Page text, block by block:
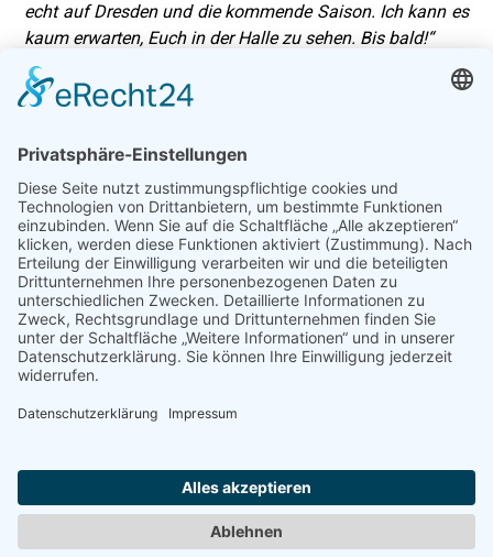
echt auf Dresden und die kommende Saison. Ich kann es
kaum erwarten, Euch in der Halle zu sehen. Bis bald!“
Aktueller Kader 2026/27 –
Guards: Wisdom Uboh, Georg
Kupke; Forward: Sebastian Heck, Mallick Moses Touray
Coaching Staff 2026/27 –Headcoach: Valentino Lott;
Assistant Coach: Clemens Dittmann; Performance
Coach: Vincent Brux
Dresden Titans
Pressedienst
<< Zurück zur Übersicht
Datenschutz